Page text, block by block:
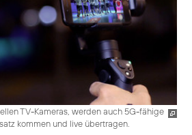
TV-Kameras, werden auch 5G-fähige
kommen und live übertragen.